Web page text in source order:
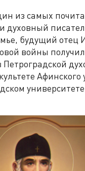
из самых
духовный
будущий отец
войны получил
Петроградской